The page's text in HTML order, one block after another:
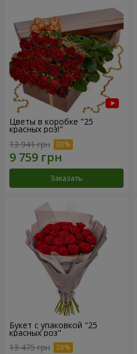
Цветы в коробке "25
красных роз!"
13 941 грн
Заказать
Букет с упаковкой "25
красных роз"
13 475 грн